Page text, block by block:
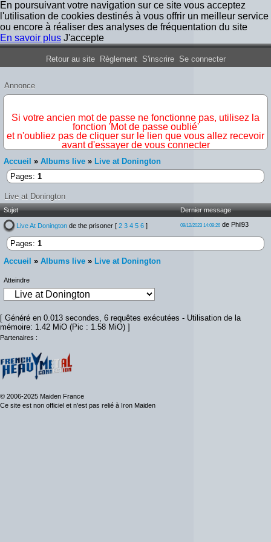
En poursuivant votre navigation sur ce site vous acceptez
l'utilisation de cookies destinés à vous offrir un meilleur service
ou encore à réaliser des analyses de fréquentation du site
En savoir plus J'accepte
Forum Iron Maiden France
Retour au site Règlement S'inscrire Se connecter
Annonce
Si votre ancien mot de passe ne fonctionne pas, utilisez la
fonction 'Mot de passe oublié'
et n'oubliez pas de cliquer sur le lien que vous allez recevoir
avant d'essayer de vous connecter
Accueil » Albums live » Live at Donington
Pages: 1
Live at Donington
Sujet Dernier message
Live At Donington de the prisoner [ 2 3 4 5 6 ] 09/12/2023 14:09:26 de Phil93
Pages: 1
Accueil » Albums live » Live at Donington
Atteindre
[ Généré en 0.013 secondes, 6 requêtes exécutées - Utilisation de la
mémoire: 1.42 MiO (Pic : 1.58 MiO) ]
Partenaires :
© 2006-2025 Maiden France
Ce site est non officiel et n'est pas relié à Iron Maiden